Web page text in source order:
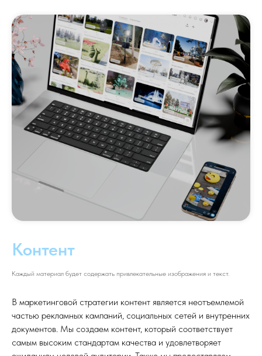
Контент
Каждый материал будет содержать привлекательные изображения и текст.
В маркетинговой стратегии контент является неотъемлемой
частью рекламных кампаний, социальных сетей и внутренних
документов. Мы создаем контент, который соответствует
самым высоким стандартам качества и удовлетворяет